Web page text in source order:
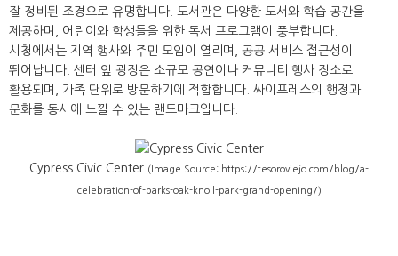
잘 정비된 조경으로 유명합니다. 도서관은 다양한 도서와 학습 공간을
제공하며, 어린이와 학생들을 위한 독서 프로그램이 풍부합니다.
시청에서는 지역 행사와 주민 모임이 열리며, 공공 서비스 접근성이
뛰어납니다. 센터 앞 광장은 소규모 공연이나 커뮤니티 행사 장소로
활용되며, 가족 단위로 방문하기에 적합합니다. 싸이프레스의 행정과
문화를 동시에 느낄 수 있는 랜드마크입니다.
Cypress Civic Center (Image Source: https://tesoroviejo.com/blog/a-
celebration-of-parks-oak-knoll-park-grand-opening/)